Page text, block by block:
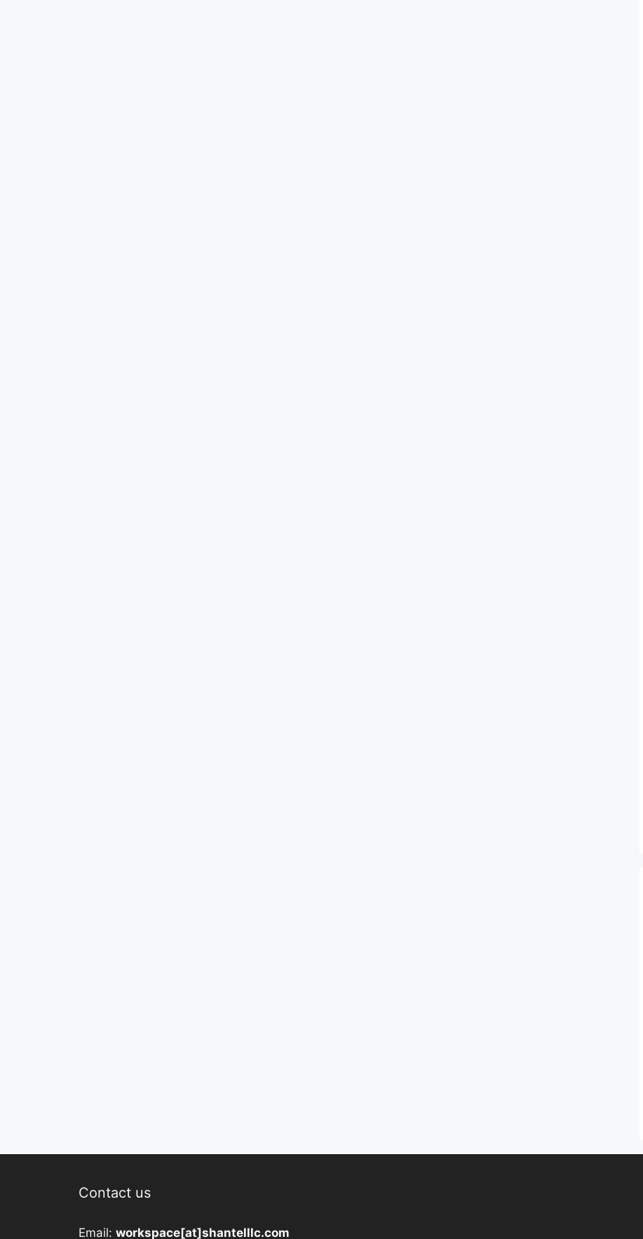
Contact us
Email: workspace[at]shantelllc.com